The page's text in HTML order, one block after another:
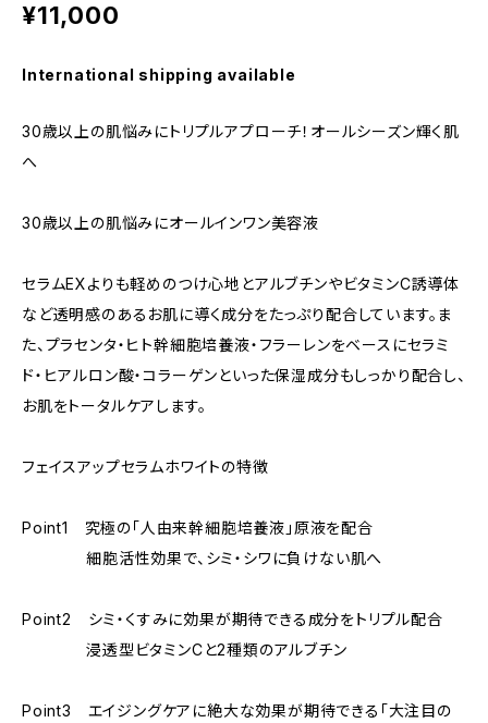
¥11,000
International shipping available
30歳以上の肌悩みにトリプルアプローチ！オールシーズン輝く肌
へ
30歳以上の肌悩みにオールインワン美容液
セラムEXよりも軽めのつけ心地とアルブチンやビタミンC誘導体
など透明感のあるお肌に導く成分をたっぷり配合しています。ま
た、プラセンタ・ヒト幹細胞培養液・フラーレンをベースにセラミ
ド・ヒアルロン酸・コラーゲンといった保湿成分もしっかり配合し、
お肌をトータルケアします。
フェイスアップセラムホワイトの特徴
Point1 究極の「人由来幹細胞培養液」原液を配合
細胞活性効果で、シミ・シワに負けない肌へ
Point2 シミ・くすみに効果が期待できる成分をトリプル配合
浸透型ビタミンCと2種類のアルブチン
Point3 エイジングケアに絶大な効果が期待できる「大注目の